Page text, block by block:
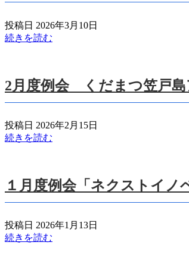
投稿日 2026年3月10日
続きを読む
2月度例会 くだまつ笠戸島
投稿日 2026年2月15日
続きを読む
１月度例会「ネクストイノ
投稿日 2026年1月13日
続きを読む